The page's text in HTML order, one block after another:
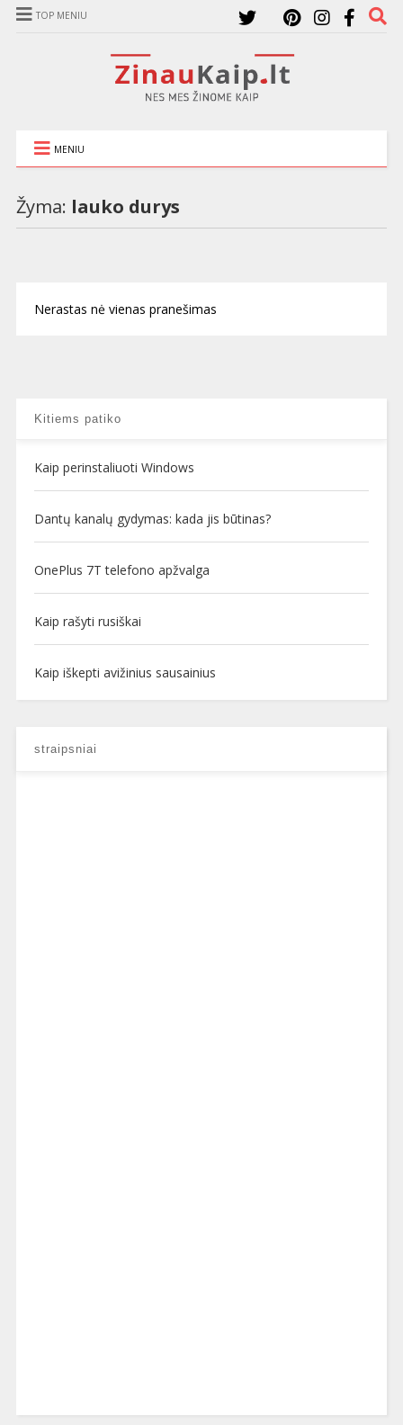
TOP MENIU
MENIU
Žyma: lauko durys
Nerastas nė vienas pranešimas
Kitiems patiko
Kaip perinstaliuoti Windows
Dantų kanalų gydymas: kada jis būtinas?
OnePlus 7T telefono apžvalga
Kaip rašyti rusiškai
Kaip iškepti avižinius sausainius
straipsniai